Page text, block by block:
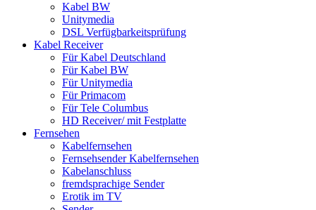
Kabel BW
Unitymedia
DSL Verfügbarkeitsprüfung
Kabel Receiver
Für Kabel Deutschland
Für Kabel BW
Für Unitymedia
Für Primacom
Für Tele Columbus
HD Receiver/ mit Festplatte
Fernsehen
Kabelfernsehen
Fernsehsender Kabelfernsehen
Kabelanschluss
fremdsprachige Sender
Erotik im TV